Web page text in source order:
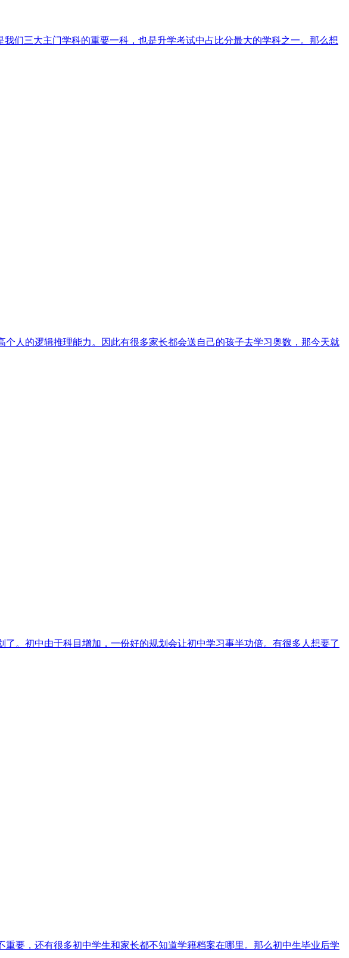
们三大主门学科的重要一科，也是升学考试中占比分最大的学科之一。那么想
人的逻辑推理能力。因此有很多家长都会送自己的孩子去学习奥数，那今天就
。初中由于科目增加，一份好的规划会让初中学习事半功倍。有很多人想要了
要，还有很多初中学生和家长都不知道学籍档案在哪里。那么初中生毕业后学